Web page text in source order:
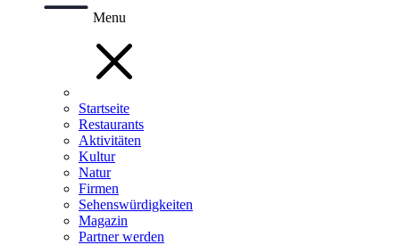
Menu
Startseite
Restaurants
Aktivitäten
Kultur
Natur
Firmen
Sehenswürdigkeiten
Magazin
Partner werden